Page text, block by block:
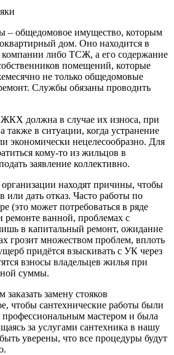
– общедомовое имущество, которым
дом. Оно находится в
либо ТСЖ, а его содержание
помещений, которые
не только общедомовые
Службы обязаны проводить
должна в случае их износа, при
также в ситуации, когда устранение
экономически нецелесообразно. Для
кому-то из жильцов в
заявление коллективно.
находят причины, чтобы
или дать отказ. Часто работы по
(это может потребоваться в ряде
ремонте ванной, проблемах с
в капитальный ремонт, ожидание
грозит множеством проблем, вплоть
придётся взыскивать с УК через
взносы владельцев жилья при
суммы.
замену стояков
чтобы сантехнические работы были
мастером и была
за услугами сантехника в нашу
уверены, что все процедуры будут